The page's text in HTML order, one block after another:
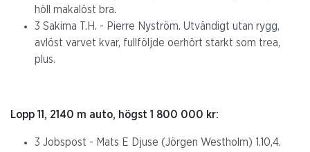
höll makalöst bra.
3 Sakima T.H. - Pierre Nyström. Utvändigt utan rygg,
avlöst varvet kvar, fullföljde oerhört starkt som trea,
plus.
Lopp 11, 2140 m auto, högst 1 800 000 kr:
3 Jobspost - Mats E Djuse (Jörgen Westholm) 1.10,4.